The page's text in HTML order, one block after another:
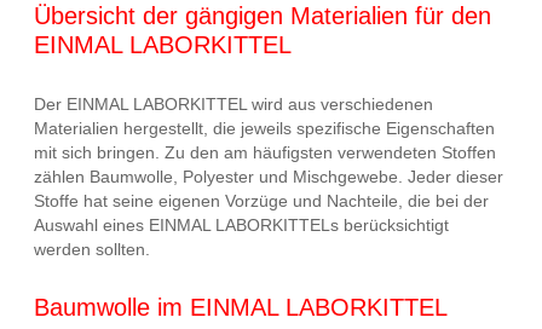
Übersicht der gängigen Materialien für den
EINMAL LABORKITTEL
Der EINMAL LABORKITTEL wird aus verschiedenen
Materialien hergestellt, die jeweils spezifische Eigenschaften
mit sich bringen. Zu den am häufigsten verwendeten Stoffen
zählen Baumwolle, Polyester und Mischgewebe. Jeder dieser
Stoffe hat seine eigenen Vorzüge und Nachteile, die bei der
Auswahl eines EINMAL LABORKITTELs berücksichtigt
werden sollten.
Baumwolle im EINMAL LABORKITTEL